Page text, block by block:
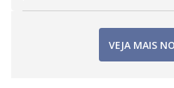
VEJA MAIS